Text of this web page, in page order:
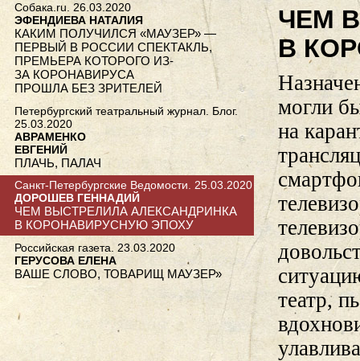
ЧЕМ
В
могли
на
театр,
Собака.ru. 26.03.2020
ЭФЕНДИЕВА НАТАЛИЯ
КАКИМ ПОЛУЧИЛСЯ «МАУЗЕР» —
ПЕРВЫЙ В РОССИИ СПЕКТАКЛЬ,
ПРЕМЬЕРА КОТОРОГО ИЗ-
ЗА КОРОНАВИРУСА
ПРОШЛА БЕЗ ЗРИТЕЛЕЙ
Петербургский театральный журнал. Блог.
25.03.2020
АВРАМЕНКО
ЕВГЕНИЙ
ПЛАЧЬ, ПАЛАЧ
Санкт-Петербургские Ведомости. 25.03.2020
ДОРОШЕВ ГЕННАДИЙ
ЧЕМ ВЫСТРЕЛИЛА АЛЕКСАНДРИНКА
В КОРОНАВИРУСНУЮ ЭПОХУ
Российская газета. 23.03.2020
ГЕРУСОВА ЕЛЕНА
ВАШЕ СЛОВО, ТОВАРИЩ МАУЗЕР»